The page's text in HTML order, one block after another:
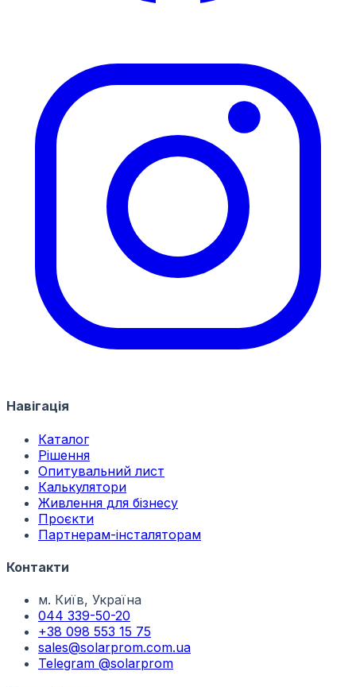
Навігація
Каталог
Рішення
Опитувальний лист
Калькулятори
Живлення для бізнесу
Проєкти
Партнерам-інсталяторам
Контакти
м. Київ, Україна
044 339-50-20
+38 098 553 15 75
sales@solarprom.com.ua
Telegram @solarprom